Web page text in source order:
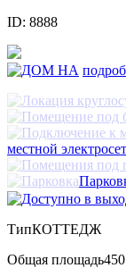
ID: 8888
местной
ТипКОТТЕДЖ
Общая площадь